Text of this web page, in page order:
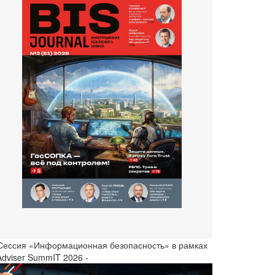
«Информационная безопасность» в рамках
SummIT 2026 -